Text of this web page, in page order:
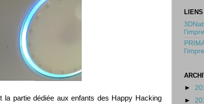
partie dédiée aux enfants des Happy Hacking
►
►